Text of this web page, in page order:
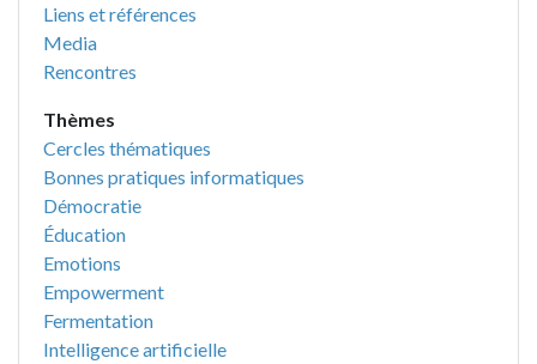
Liens et références
Media
Rencontres
Thèmes
Cercles thématiques
Bonnes pratiques informatiques
Démocratie
Éducation
Emotions
Empowerment
Fermentation
Intelligence artificielle